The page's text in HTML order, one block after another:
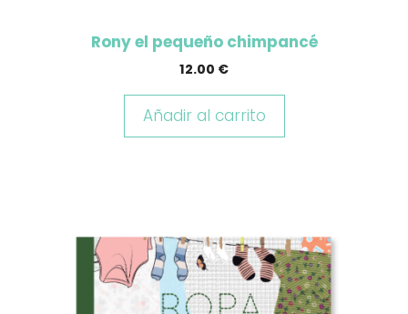
Rony el pequeño chimpancé
12.00 €
Añadir al carrito